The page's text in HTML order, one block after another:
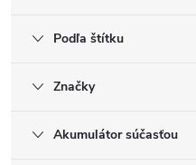
Podľa štítku
Značky
Akumulátor súčasťou